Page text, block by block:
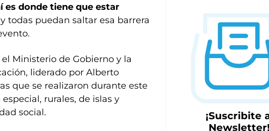
es donde tiene que estar
todas puedan saltar esa barrera
Ministerio de Gobierno y la
liderado por Alberto
que se realizaron durante este
rurales, de islas y
social.
¡Suscribite